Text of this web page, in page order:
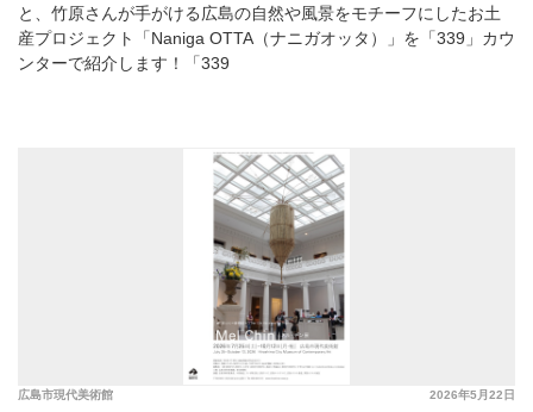
と、竹原さんが手がける広島の自然や風景をモチーフにしたお土
産プロジェクト「Naniga OTTA（ナニガオッタ）」を「339」カウ
ンターで紹介します！「339
2026年5月22日
広島市現代美術館